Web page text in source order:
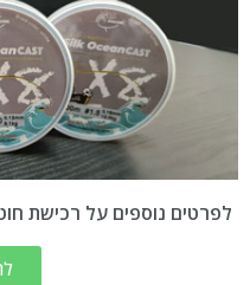
לפרטים נוספים על רכישת